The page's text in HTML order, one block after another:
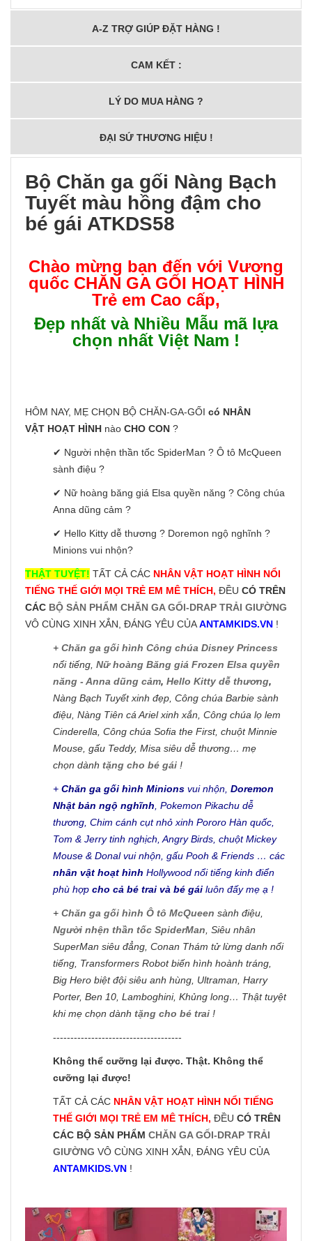
A-Z TRỢ GIÚP ĐẶT HÀNG !
CAM KẾT :
LÝ DO MUA HÀNG ?
ĐẠI SỨ THƯƠNG HIỆU !
Bộ Chăn ga gối Nàng Bạch
Tuyết màu hồng đậm cho
bé gái ATKDS58
Chào mừng bạn đến với Vương
quốc CHĂN GA GỐI HOẠT HÌNH
Trẻ em Cao cấp,
Đẹp nhất và Nhiều Mẫu mã lựa
chọn nhất Việt Nam !
HÔM NAY, MẸ CHỌN BỘ CHĂN-GA-GỐI có NHÂN
VẬT HOẠT HÌNH nào CHO CON ?
✔ Người nhện thần tốc SpiderMan ? Ô tô McQueen
sành điệu ?
✔ Nữ hoàng băng giá Elsa quyền năng ? Công chúa
Anna dũng cảm ?
✔ Hello Kitty dễ thương ? Doremon ngộ nghĩnh ?
Minions vui nhộn?
THẬT TUYỆT! TẤT CẢ CÁC NHÂN VẬT HOẠT HÌNH NỔI
TIẾNG THẾ GIỚI MỌI TRẺ EM MÊ THÍCH, ĐỀU CÓ TRÊN
CÁC BỘ SẢN PHẨM CHĂN GA GỐI-DRAP TRẢI GIƯỜNG
VÔ CÙNG XINH XẮN, ĐÁNG YÊU CỦAANTAMKIDS.VN !
+ Chăn ga gối hình Công chúa Disney Princess
nổi tiếng, Nữ hoàng Băng giá Frozen Elsa quyền
năng - Anna dũng cảm, Hello Kitty dễ thương,
Nàng Bạch Tuyết xinh đẹp, Công chúa Barbie sành
điệu, Nàng Tiên cá Ariel xinh xắn, Công chúa lọ lem
Cinderella, Công chúa Sofia the First, chuột Minnie
Mouse, gấu Teddy, Misa siêu dễ thương… mẹ
chọn dành tặng cho bé gái !
+ Chăn ga gối hình Minions vui nhộn, Doremon
Nhật bản ngộ nghĩnh , Pokemon Pikachu dễ
thương, Chim cánh cụt nhỏ xinh Pororo Hàn quốc,
Tom & Jerry tinh nghịch, Angry Birds, chuột Mickey
Mouse & Donal vui nhộn, gấu Pooh & Friends … các
nhân vật hoạt hình Hollywood nổi tiếng kinh điển
phù hợp cho cả bé trai và bé gái luôn đấy mẹ ạ !
+ Chăn ga gối hình Ô tô McQueen sành điệu,
Người nhện thần tốc SpiderMan , Siêu nhân
SuperMan siêu đẳng, Conan Thám tử lừng danh nổi
tiếng, Transformers Robot biến hình hoành tráng,
Big Hero biệt đội siêu anh hùng, Ultraman, Harry
Porter, Ben 10, Lamboghini, Khủng long… Thật tuyệt
khi mẹ chọn dành tặng cho bé trai !
-------------------------------------
Không thể cưỡng lại được. Thật. Không thể
cưỡng lại được!
TẤT CẢ CÁC NHÂN VẬT HOẠT HÌNH NỔI TIẾNG
THẾ GIỚI MỌI TRẺ EM MÊ THÍCH, ĐỀU CÓ TRÊN
CÁC BỘ SẢN PHẨM CHĂN GA GỐI-DRAP TRẢI
GIƯỜNG VÔ CÙNG XINH XẮN, ĐÁNG YÊU CỦA
ANTAMKIDS.VN !